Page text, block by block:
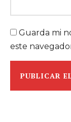
Guarda mi
este